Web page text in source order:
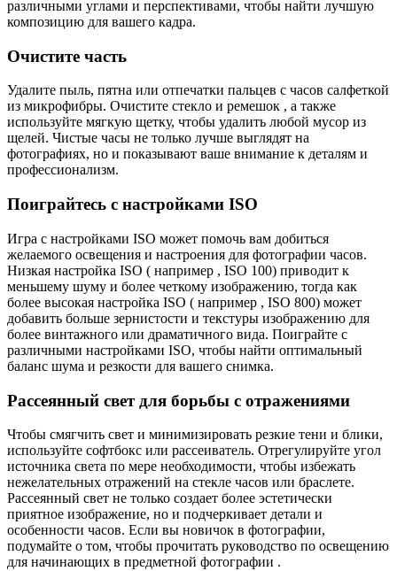
различными углами и перспективами, чтобы найти лучшую
композицию для вашего кадра.
Очистите часть
Удалите пыль, пятна или отпечатки пальцев с часов салфеткой
из микрофибры. Очистите стекло и ремешок , а также
используйте мягкую щетку, чтобы удалить любой мусор из
щелей. Чистые часы не только лучше выглядят на
фотографиях, но и показывают ваше внимание к деталям и
профессионализм.
Поиграйтесь с настройками ISO
Игра с настройками ISO может помочь вам добиться
желаемого освещения и настроения для фотографии часов.
Низкая настройка ISO ( например , ISO 100) приводит к
меньшему шуму и более четкому изображению, тогда как
более высокая настройка ISO ( например , ISO 800) может
добавить больше зернистости и текстуры изображению для
более винтажного или драматичного вида. Поиграйте с
различными настройками ISO, чтобы найти оптимальный
баланс шума и резкости для вашего снимка.
Рассеянный свет для борьбы с отражениями
Чтобы смягчить свет и минимизировать резкие тени и блики,
используйте софтбокс или рассеиватель. Отрегулируйте угол
источника света по мере необходимости, чтобы избежать
нежелательных отражений на стекле часов или браслете.
Рассеянный свет не только создает более эстетически
приятное изображение, но и подчеркивает детали и
особенности часов. Если вы новичок в фотографии,
подумайте о том, чтобы прочитать руководство по освещению
для начинающих в предметной фотографии .